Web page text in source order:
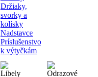
Držiaky,
svorky a
kolísky
Nadstavce
Príslušenstvo
k výtyčkám